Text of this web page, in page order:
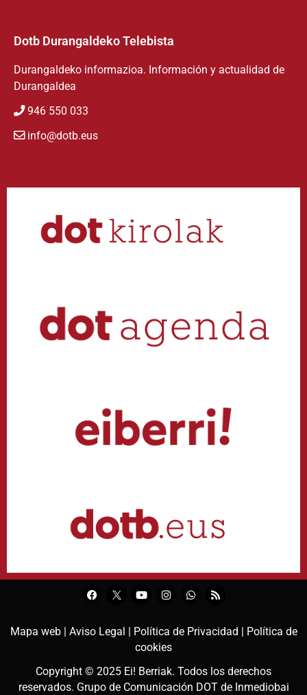
Dotb Durangaldeko Telebista
Durangaldeko informazioa. Información y actualidad de
Durangaldea
946 550 033
info@dotb.eus
Mapa web | Aviso Legal | Política de Privacidad |
Política de
cookies
Copyright © 2025 Ei! Berriak. Todos los derechos
reservados. Grupo de Comunicación DOT de Inmediobai